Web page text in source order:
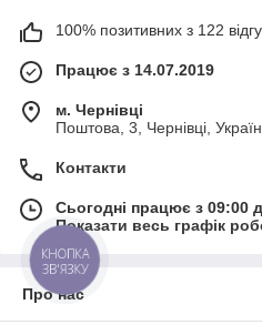
100% позитивних з 122
Працює з 14.07.2019
м. Чернівці
Поштова, 3, Чернівці,
Контакти
Сьогодні працює з 09:00
Показати весь графік
Про нас
КНОПКА
ЗВ'ЯЗКУ